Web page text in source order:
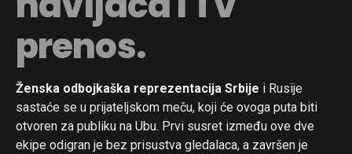
prenos.
Ženska odbojkaška reprezentacija Srbije i Rusije
sastaće se u prijateljskom meču, koji će ovoga puta biti
otvoren za publiku na Ubu. Prvi susret između ove dve
ekipe odigran je bez prisustva gledalaca, a završen je